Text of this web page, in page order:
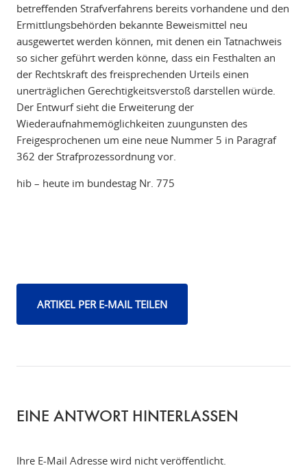
betreffenden Strafverfahrens bereits vorhandene und den
Ermittlungsbehörden bekannte Beweismittel neu
ausgewertet werden können, mit denen ein Tatnachweis
so sicher geführt werden könne, dass ein Festhalten an
der Rechtskraft des freisprechenden Urteils einen
unerträglichen Gerechtigkeitsverstoß darstellen würde.
Der Entwurf sieht die Erweiterung der
Wiederaufnahmemöglichkeiten zuungunsten des
Freigesprochenen um eine neue Nummer 5 in Paragraf
362 der Strafprozessordnung vor.
hib – heute im bundestag Nr. 775
ARTIKEL PER E-MAIL TEILEN
EINE ANTWORT HINTERLASSEN
Ihre E-Mail Adresse wird nicht veröffentlicht.